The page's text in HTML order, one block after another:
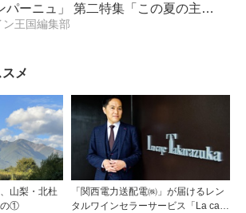
パーニュ」 第二特集「この夏の主
ナチュラルなロゼワイン」
ン王国編集部
メ
山梨・北杜
の①
「関西電力送配電㈱」が届けるレン
タルワインセラーサービス「La cave